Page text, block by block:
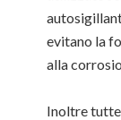
evitano la
alla
Inoltre tutte